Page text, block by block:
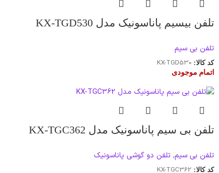
تلفن بیسیم پاناسونیک مدل KX-TGD530
تلفن بی سیم
کد کالا: KX-TGD530
اتمام موجودی
تلفن بی‌ سیم پاناسونیک مدل KX-TGC362
تلفن بی سیم, تلفن دو گوشی پاناسونیک
کد کالا: KX-TGC362